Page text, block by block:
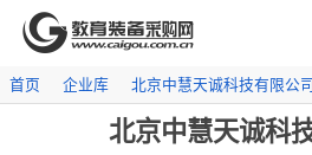
首页 企业库 北京中慧天诚科技有限公
北京中慧天诚科